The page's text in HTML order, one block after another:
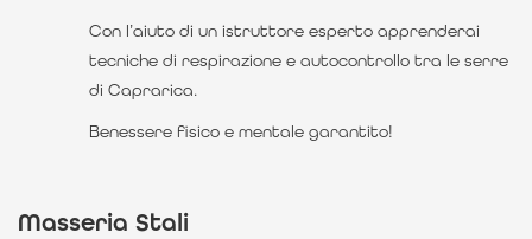
Con l’aiuto di un istruttore esperto apprenderai
tecniche di respirazione e autocontrollo tra le serre
di Caprarica.
Benessere fisico e mentale garantito!
Masseria Stali